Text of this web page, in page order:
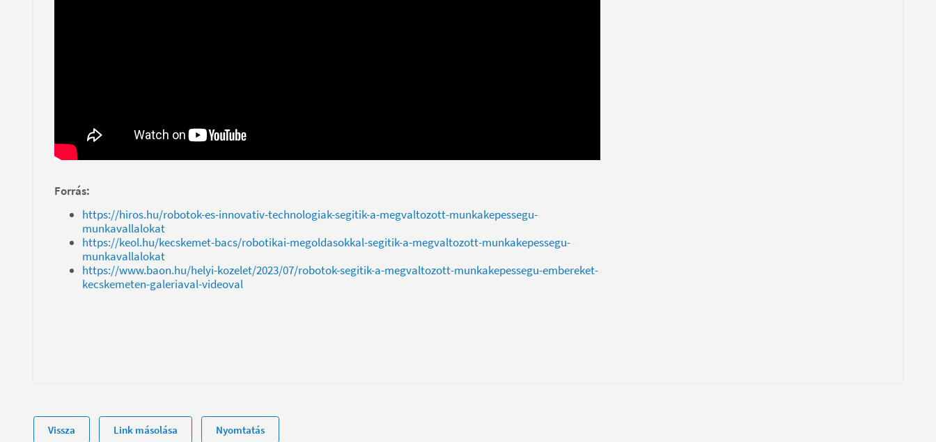
Forrás:
https://hiros.hu/robotok-es-innovativ-technologiak-segitik-a-megvaltozott-munkakepessegu-
munkavallalokat
https://keol.hu/kecskemet-bacs/robotikai-megoldasokkal-segitik-a-megvaltozott-munkakepessegu-
munkavallalokat
https://www.baon.hu/helyi-kozelet/2023/07/robotok-segitik-a-megvaltozott-munkakepessegu-embereket-
kecskemeten-galeriaval-videoval
Vissza Link másolása Nyomtatás